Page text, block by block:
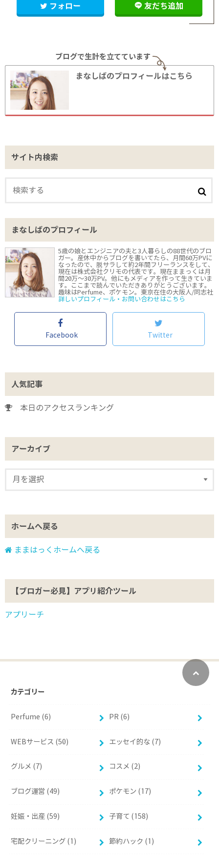
フォロー 友だち追加
ブログで生計を立てています
まなしばのプロフィールはこちら
サイト内検索
まなしばのプロフィール
5歳の娘とエンジニアの夫と3人暮らしの88世代のブロ
ガー。産休中からブログを書いてたら、月間60万PVに
なったので、脱サラして約2年間フリーランスをして、
現在は株式会社クリモの代表です。現在ままっくは月
間20万〜30万PV。他にもメディアを作って生きていま
す。ここまで読んでいただきありがとうございます。
趣味はPerfume、ポケモン。東京在住の大阪人/同志社
詳しいプロフィール・お問い合わせはこちら
Facebook Twitter
人気記事
本日のアクセスランキング
アーカイブ
ホームへ戻る
ままはっくホームへ戻る
【ブロガー必見】アプリ紹介ツール
アプリーチ
カテゴリー
Perfume (6) PR (6)
WEBサービス (50) エッセイ的な (7)
グルメ (7) コスメ (2)
ブログ運営 (49) ポケモン (17)
妊娠・出産 (59) 子育て (158)
宅配クリーニング (1) 節約ハック (1)